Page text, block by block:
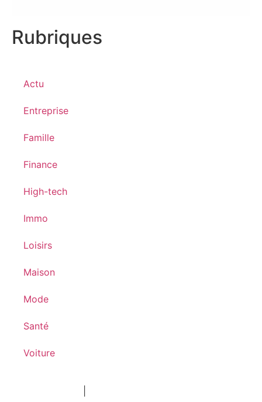
Rubriques
Actu
Entreprise
Famille
Finance
High-tech
Immo
Loisirs
Maison
Mode
Santé
Voiture